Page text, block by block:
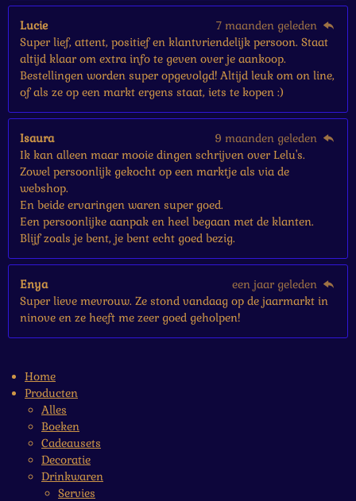
Lucie
7 maanden geleden
Super lief, attent, positief en klantvriendelijk persoon. Staat
altijd klaar om extra info te geven over je aankoop.
Bestellingen worden super opgevolgd! Altijd leuk om on line,
of als ze op een markt ergens staat, iets te kopen :)
Isaura
9 maanden geleden
Ik kan alleen maar mooie dingen schrijven over Lelu's.
Zowel persoonlijk gekocht op een marktje als via de
webshop.
En beide ervaringen waren super goed.
Een persoonlijke aanpak en heel begaan met de klanten.
Blijf zoals je bent, je bent echt goed bezig.
Enya
een jaar geleden
Super lieve mevrouw. Ze stond vandaag op de jaarmarkt in
ninove en ze heeft me zeer goed geholpen!
Home
Producten
Alles
Boeken
Cadeausets
Decoratie
Drinkwaren
Servies